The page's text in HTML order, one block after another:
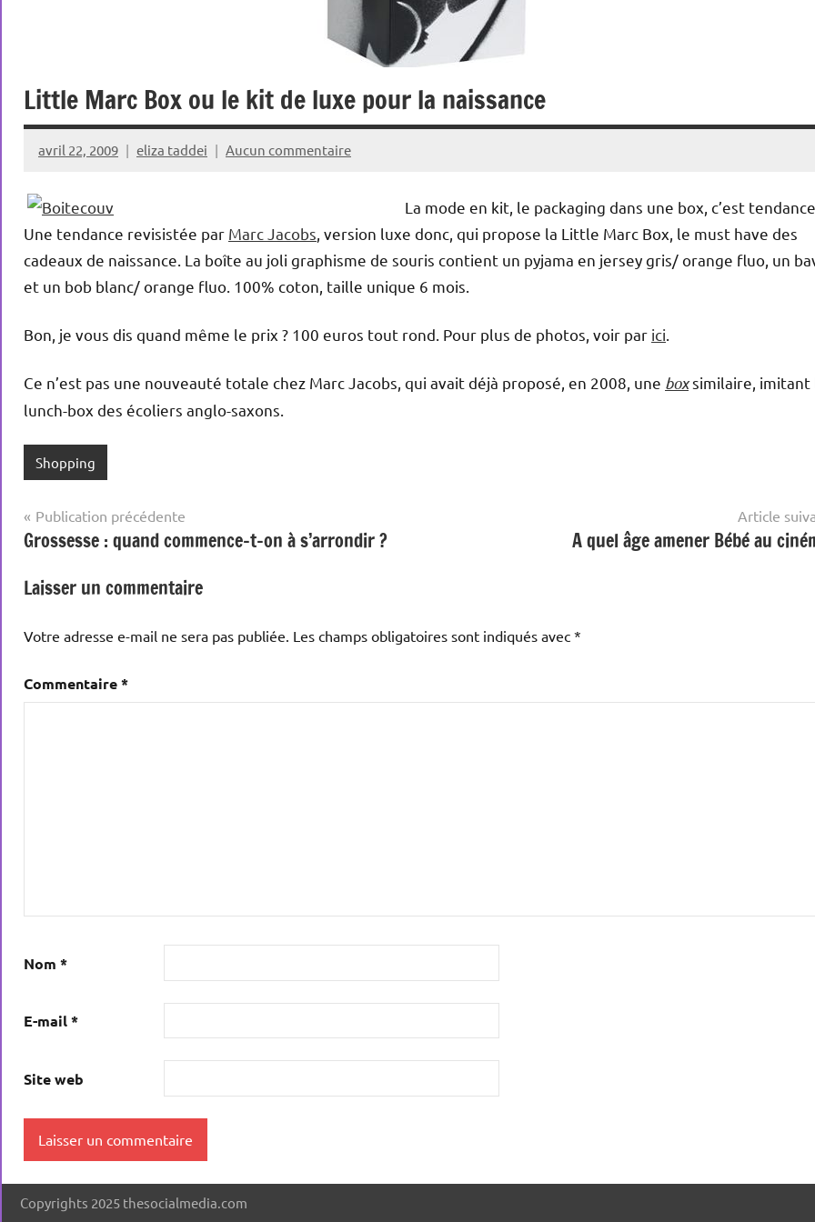
Little Marc Box ou le kit de luxe pour la naissance
avril 22, 2009 eliza taddei Aucun commentaire
La mode en kit, le packaging dans une box, c’est tendance.
Une tendance revisistée par Marc Jacobs , version luxe donc, qui propose la Little Marc Box, le must have des
cadeaux de naissance. La boîte au joli graphisme de souris contient un pyjama en jersey gris/ orange fluo, un
et un bob blanc/ orange fluo. 100% coton, taille unique 6 mois.
Bon, je vous dis quand même le prix ? 100 euros tout rond. Pour plus de photos, voir par ici
Ce n’est pas une nouveauté totale chez Marc Jacobs, qui avait déjà proposé, en 2008, une boxsimilaire, imitant
lunch-box des écoliers anglo-saxons.
Shopping
Navigation
de
l’article
Publication précédente
Grossesse : quand commence-t-on à s’arrondir ?
Article
A quel âge amener Bébé au
Laisser un commentaire
Votre adresse e-mail ne sera pas publiée. Les champs obligatoires sont indiqués avec *
Commentaire*
Nom *
E-mail*
Site web
Copyrights 2025 thesocialmedia.com